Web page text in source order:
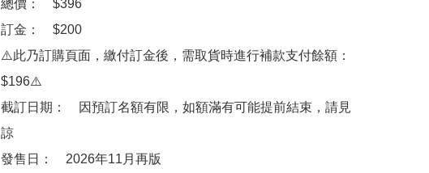
總價：　$396
訂金：　$200
⚠️此乃訂購頁面，繳付訂金後，需取貨時進行補款支付餘額：
$196⚠️
截訂日期：　因預訂名額有限，如額滿有可能提前結束，請見
諒
發售日：　2026年11月再版